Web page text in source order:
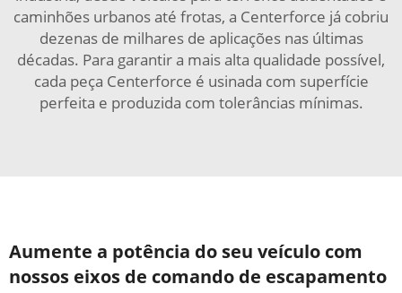
caminhões urbanos até frotas, a Centerforce já cobriu
dezenas de milhares de aplicações nas últimas
décadas. Para garantir a mais alta qualidade possível,
cada peça Centerforce é usinada com superfície
perfeita e produzida com tolerâncias mínimas.
Aumente a potência do seu veículo com
nossos eixos de comando de escapamento